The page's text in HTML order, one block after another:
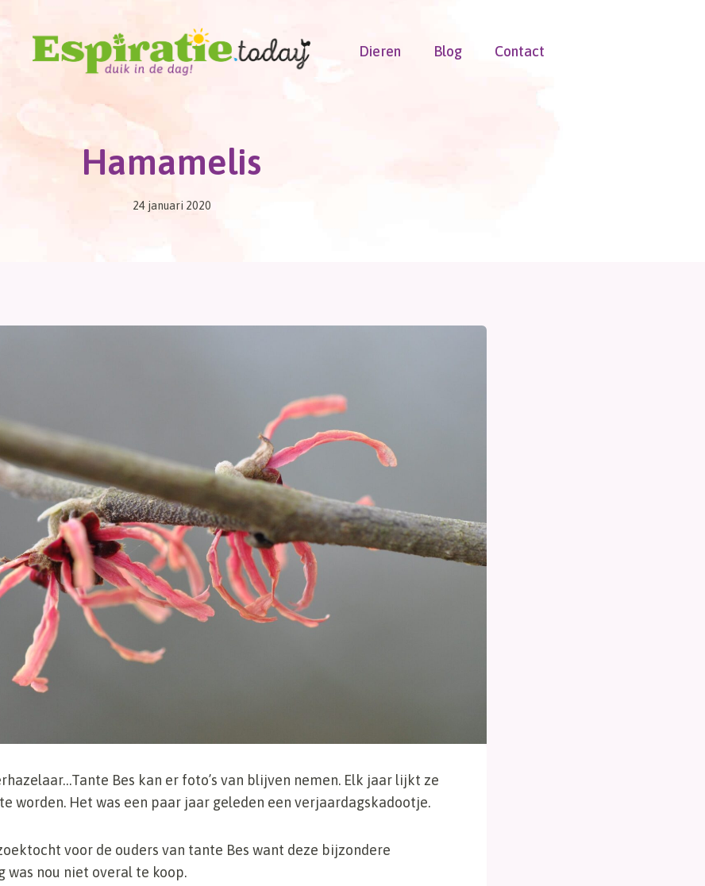
Dieren Blog Contact
Hamamelis
24 januari 2020
Bes kan er foto’s van blijven nemen. Elk jaar lijkt ze
worden. Het was een paar jaar geleden een verjaardagskadootje.
voor de ouders van tante Bes want deze bijzondere
was nou niet overal te koop.